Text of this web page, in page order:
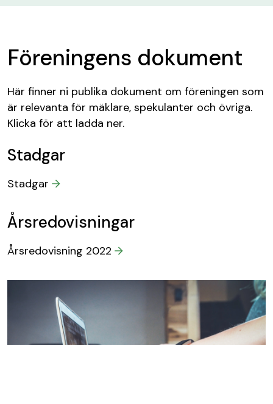
Föreningens dokument
Här finner ni publika dokument om föreningen som
är relevanta för mäklare, spekulanter och övriga.
Klicka för att ladda ner.
Stadgar
Stadgar
Årsredovisningar
Årsredovisning 2022